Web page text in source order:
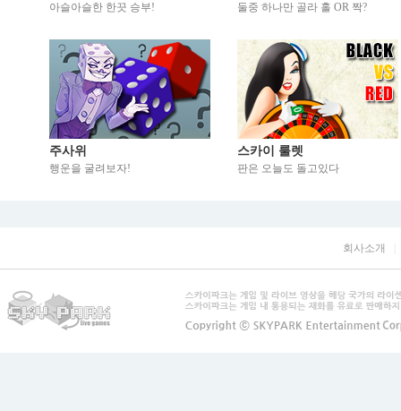
아슬아슬한 한끗 승부! 둘중 하나만 골라 홀 OR 짝?
주사위
행운을 굴려보자!
스카이 룰렛
판은 오늘도 돌고있다
회사소개